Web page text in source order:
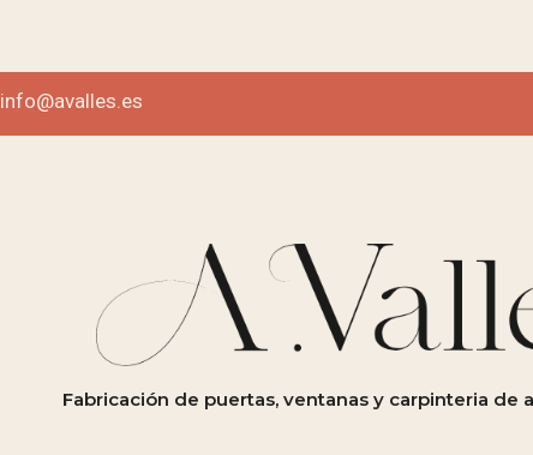
info@avalles.es
Fabricación de puertas, ventanas y carpinteria de